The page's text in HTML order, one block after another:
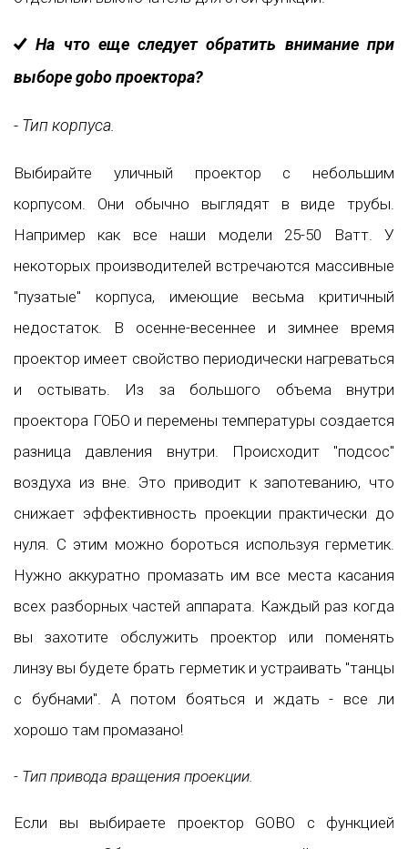
На что еще следует обратить внимание при
выборе gobo проектора?
- Тип корпуса.
Выбирайте уличный проектор с небольшим
корпусом. Они обычно выглядят в виде трубы.
Например как все наши модели 25-50 Ватт. У
некоторых производителей встречаются массивные
"пузатые" корпуса, имеющие весьма критичный
недостаток. В осенне-весеннее и зимнее время
проектор имеет свойство периодически нагреваться
и остывать. Из за большого объема внутри
проектора ГОБО и перемены температуры создается
разница давления внутри. Происходит "подсос"
воздуха из вне. Это приводит к запотеванию, что
снижает эффективность проекции практически до
нуля. С этим можно бороться используя герметик.
Нужно аккуратно промазать им все места касания
всех разборных частей аппарата. Каждый раз когда
вы захотите обслужить проектор или поменять
линзу вы будете брать герметик и устраивать "танцы
с бубнами". А потом бояться и ждать - все ли
хорошо там промазано!
- Тип привода вращения проекции.
Если вы выбираете проектор GOBO с функцией